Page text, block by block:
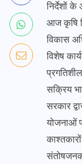
निर्देशों
आज कृषि
विकास
विशेष
सक्रिय
सरकार
योजनाओं